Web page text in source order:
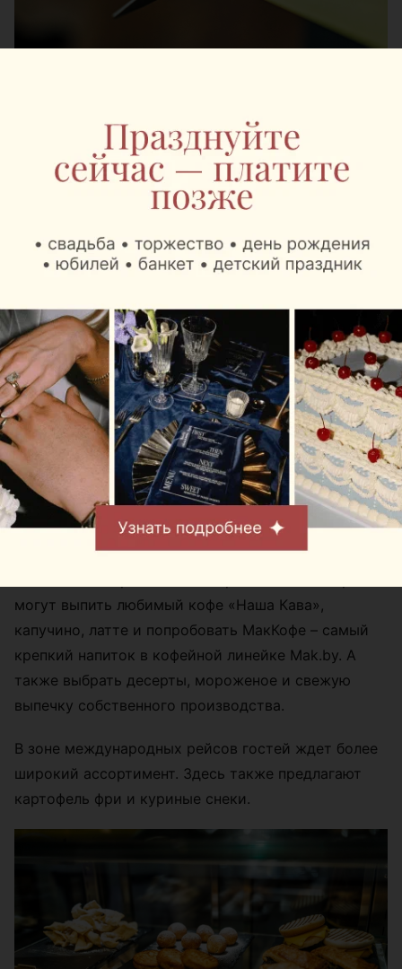
В пятницу, 7 августа, в Национальном аэропорту
Минск начали работу сразу два Mak.Cafe. Они
расположены в зонах вылета региональных и
международных рейсов и созданы с учетом
командировки до длительного международного
перелета.
могут выпить любимый кофе «Наша Кава»,
капучино, латте и попробовать МакКофе – самый
крепкий напиток в кофейной линейке Mak.by. А
также выбрать десерты, мороженое и свежую
выпечку собственного производства.
В зоне международных рейсов гостей ждет более
широкий ассортимент. Здесь также предлагают
картофель фри и куриные снеки.